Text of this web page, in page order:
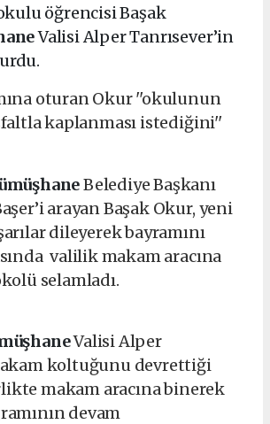
öğrencisi Başak
Valisi Alper Tanrısever’in
oturan Okur ''okulunun
kaplanması istediğini''
Belediye Başkanı
arayan Başak Okur, yeni
dileyerek bayramını
valilik makam aracına
selamladı.
Valisi Alper
koltuğunu devrettiği
makam aracına binerek
devam